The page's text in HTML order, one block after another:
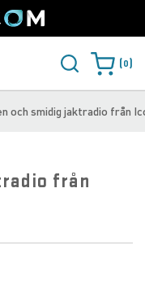
Varukorgen
0
och smidig jaktradio från
från